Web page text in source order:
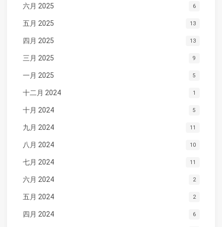
六月 2025 6
五月 2025 13
四月 2025 13
三月 2025 9
一月 2025 5
十二月 2024 1
十月 2024 5
九月 2024 11
八月 2024 10
七月 2024 11
六月 2024 2
五月 2024 2
四月 2024 6